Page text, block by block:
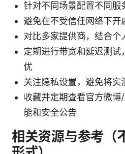
针对不同场景配置不同服
避免在不受信任网络下开
对比多家提供商，结合个
定期进行带宽和延迟测试
优
关注隐私设置，避免将实
收藏并定期查看官方微博
能和安全公告
相关资源与参考（